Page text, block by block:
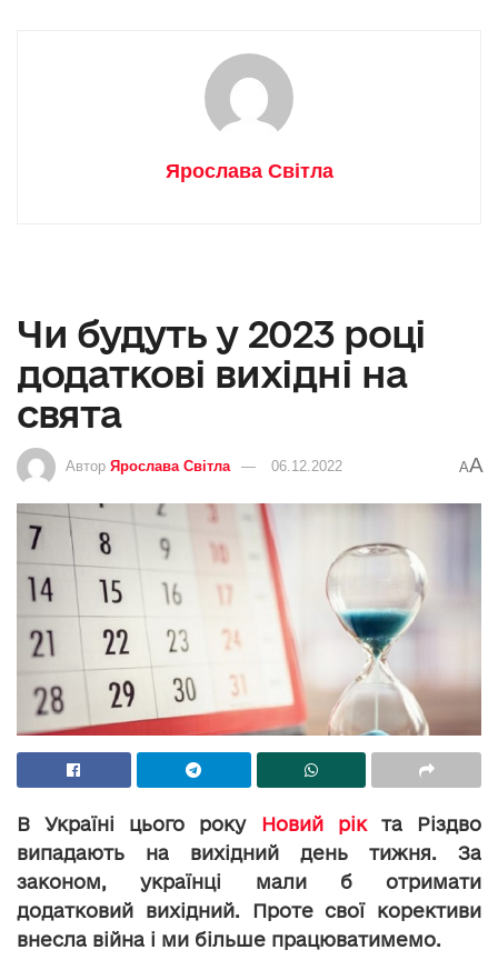
Ярослава Світла
Чи будуть у 2023 році
додаткові вихідні на
свята
Автор Ярослава Світла 06.12.2022 AA
В Україні цього року Новий рікта Різдво
випадають на вихідний день тижня. За
законом, українці мали б отримати
додатковий вихідний. Проте свої корективи
внесла війна і ми більше працюватимемо.